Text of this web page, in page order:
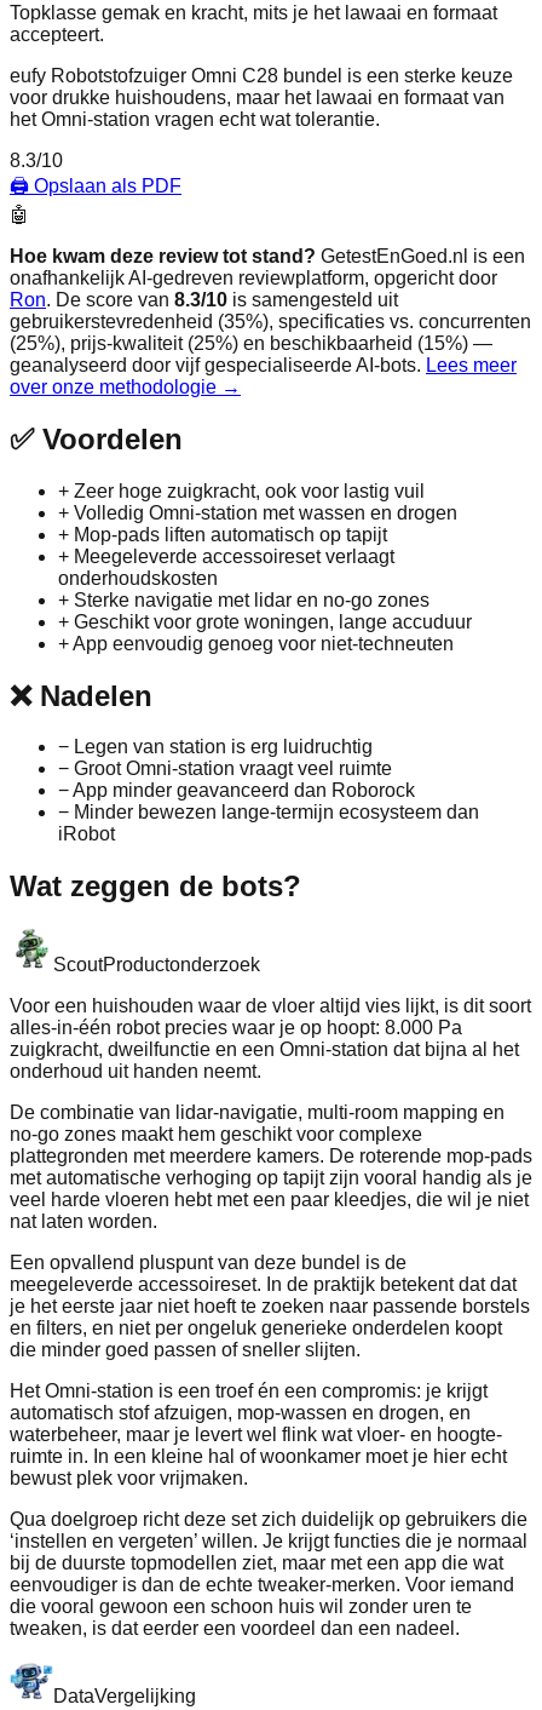
Topklasse gemak en kracht, mits je het lawaai en formaat
accepteert.
eufy Robotstofzuiger Omni C28 bundel is een sterke keuze
voor drukke huishoudens, maar het lawaai en formaat van
het Omni-station vragen echt wat tolerantie.
8.3/10
🖨️ Opslaan als PDF
🤖
Hoe kwam deze review tot stand? GetestEnGoed.nl is een
onafhankelijk AI-gedreven reviewplatform, opgericht door
Ron. De score van 8.3/10 is samengesteld uit
gebruikerstevredenheid (35%), specificaties vs. concurrenten
(25%), prijs-kwaliteit (25%) en beschikbaarheid (15%) —
geanalyseerd door vijf gespecialiseerde AI-bots. Lees meer
over onze methodologie →
✅Voordelen
+ Zeer hoge zuigkracht, ook voor lastig vuil
+ Volledig Omni-station met wassen en drogen
+ Mop-pads liften automatisch op tapijt
+ Meegeleverde accessoireset verlaagt
onderhoudskosten
+ Sterke navigatie met lidar en no-go zones
+ Geschikt voor grote woningen, lange accuduur
+App eenvoudig genoeg voor niet-techneuten
❌Nadelen
− Legen van station is erg luidruchtig
− Groot Omni-station vraagt veel ruimte
−App minder geavanceerd dan Roborock
− Minder bewezen lange-termijn ecosysteem dan
iRobot
Wat zeggen de bots?
ScoutProductonderzoek
Voor een huishouden waar de vloer altijd vies lijkt, is dit soort
alles-in-één robot precies waar je op hoopt: 8.000 Pa
zuigkracht, dweilfunctie en een Omni-station dat bijna al het
onderhoud uit handen neemt.
De combinatie van lidar-navigatie, multi-room mapping en
no-go zones maakt hem geschikt voor complexe
plattegronden met meerdere kamers. De roterende mop-pads
met automatische verhoging op tapijt zijn vooral handig als je
veel harde vloeren hebt met een paar kleedjes, die wil je niet
nat laten worden.
Een opvallend pluspunt van deze bundel is de
meegeleverde accessoireset. In de praktijk betekent dat dat
je het eerste jaar niet hoeft te zoeken naar passende borstels
en filters, en niet per ongeluk generieke onderdelen koopt
die minder goed passen of sneller slijten.
Het Omni-station is een troef én een compromis: je krijgt
automatisch stof afzuigen, mop-wassen en drogen, en
waterbeheer, maar je levert wel flink wat vloer- en hoogte­
ruimte in. In een kleine hal of woonkamer moet je hier echt
bewust plek voor vrijmaken.
Qua doelgroep richt deze set zich duidelijk op gebruikers die
‘instellen en vergeten’ willen. Je krijgt functies die je normaal
bij de duurste topmodellen ziet, maar met een app die wat
eenvoudiger is dan de echte tweaker-merken. Voor iemand
die vooral gewoon een schoon huis wil zonder uren te
tweaken, is dat eerder een voordeel dan een nadeel.
DataVergelijking